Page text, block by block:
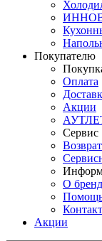
Покупателю
Оплата
Акции
Сервис
О
Акции